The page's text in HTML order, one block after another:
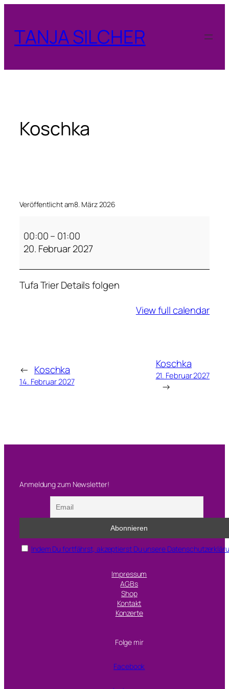
springen
TANJA SILCHER
Koschka
Veröffentlicht am8. März 2026
o
h
k
00:00– 01:00
20. Februar 2027
Tufa Trier Details folgen
View full calendar
← Koschka
14. Februar 2027
Koschka
21. Februar 2027
→
Anmeldung zum Newsletter!
Indem Du fortfährst, akzeptierst Du unsere
Impressum
AGBs
Shop
Kontakt
Konzerte
Folge mir
Facebook